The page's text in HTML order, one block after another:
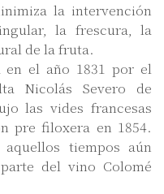
la intervención
la frescura, la
de la fruta.
en el año 1831 por el
Nicolás Severo de
las vides francesas
pre filoxera en 1854.
tiempos aún
del vino Colomé